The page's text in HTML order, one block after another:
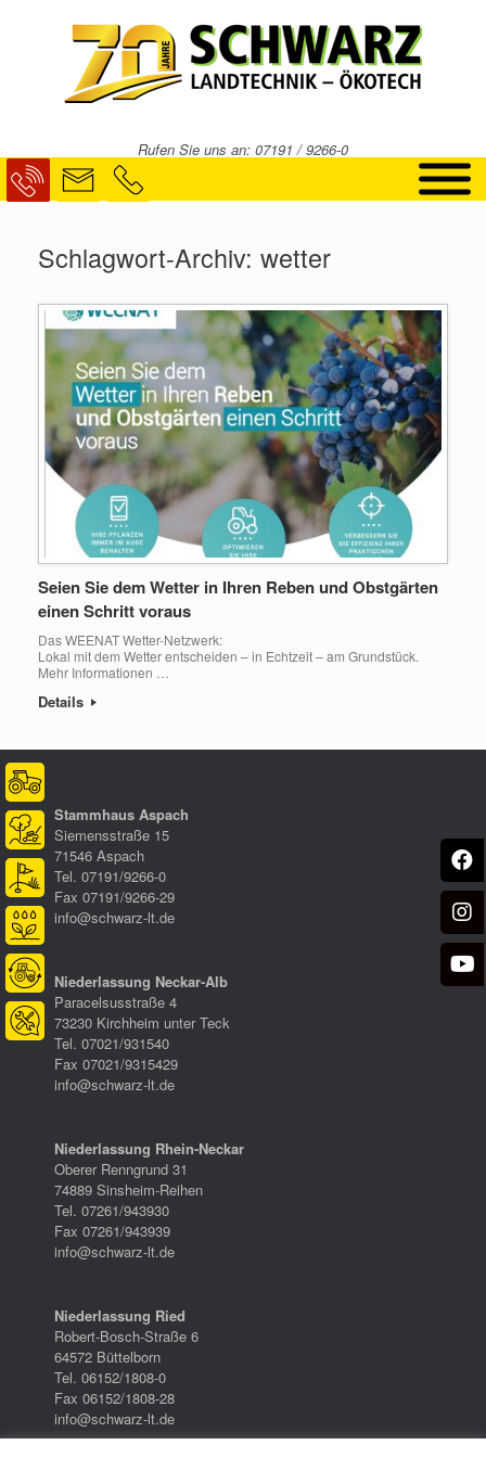
Rufen Sie uns an: 07191 / 9266-0
Schlagwort-Archiv: wetter
Seien Sie dem Wetter in Ihren Reben und Obstgärten
einen Schritt voraus
Das WEENAT Wetter-Netzwerk:
Lokal mit dem Wetter entscheiden – in Echtzeit – am Grundstück.
Mehr Informationen …
Details
Stammhaus Aspach
Siemensstraße 15
71546 Aspach
Tel. 07191/9266-0
Fax 07191/9266-29
info@schwarz-lt.de
Niederlassung Neckar-Alb
Paracelsusstraße 4
73230 Kirchheim unter Teck
Tel. 07021/931540
Fax 07021/9315429
info@schwarz-lt.de
Niederlassung Rhein-Neckar
Oberer Renngrund 31
74889 Sinsheim-Reihen
Tel. 07261/943930
Fax 07261/943939
info@schwarz-lt.de
Niederlassung Ried
Robert-Bosch-Straße 6
64572 Büttelborn
Tel. 06152/1808-0
Fax 06152/1808-28
info@schwarz-lt.de